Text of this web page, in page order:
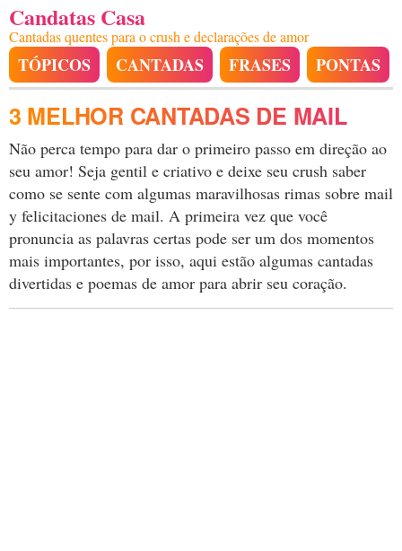
Candatas Casa
Cantadas quentes para o crush e declarações de amor
TÓPICOS CANTADAS FRASES PONTAS
3 MELHOR CANTADAS DE MAIL
Não perca tempo para dar o primeiro passo em direção ao
seu amor! Seja gentil e criativo e deixe seu crush saber
como se sente com algumas maravilhosas rimas sobre mail
y felicitaciones de mail. A primeira vez que você
pronuncia as palavras certas pode ser um dos momentos
mais importantes, por isso, aqui estão algumas cantadas
divertidas e poemas de amor para abrir seu coração.